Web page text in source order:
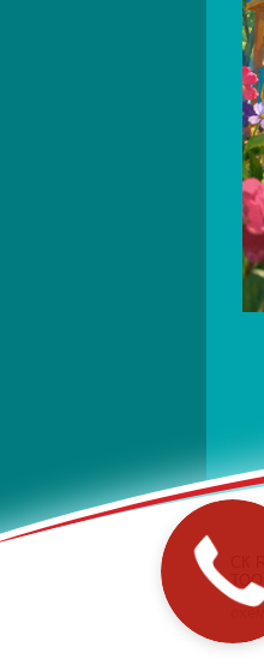
СК
ТОО